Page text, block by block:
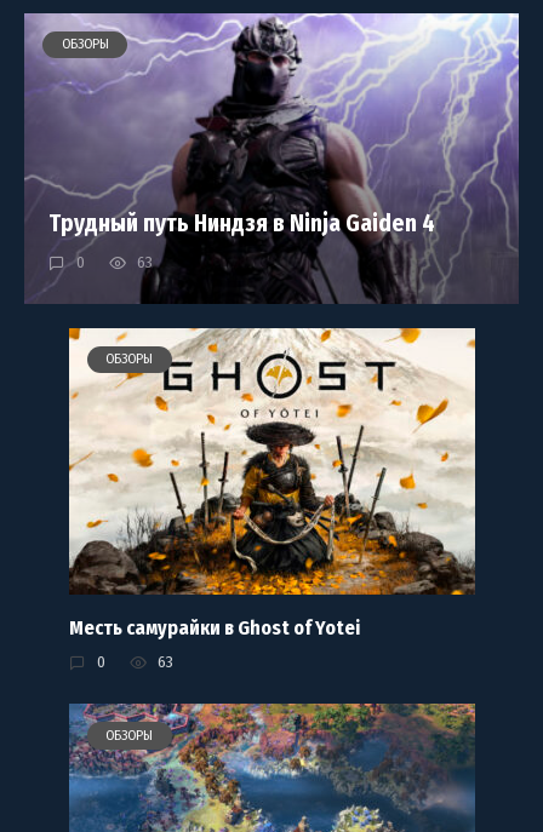
ОБЗОРЫ
Трудный путь Ниндзя в Ninja Gaiden 4
0 63
ОБЗОРЫ
Месть самурайки в Ghost of Yotei
0 63
ОБЗОРЫ